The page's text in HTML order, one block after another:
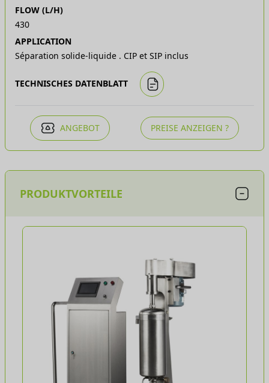
FLOW (L/H)
430
APPLICATION
Séparation solide-liquide . CIP et SIP inclus
TECHNISCHES DATENBLATT
ANGEBOT PREISE ANZEIGEN ?
PRODUKTVORTEILE